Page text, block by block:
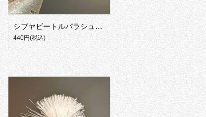
シブヤビートルパラシュート
440円(税込)